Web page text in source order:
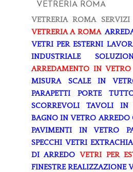
VETRERIA ROMA
VETRERIA ROMA
VETRERIA A ROMA
VETRI PER ESTERNI
INDUSTRIALE
ARREDAMENTO IN VETRO
MISURA
SCALE IN
PARAPETTI
PORTE
SCORREVOLI
TAVOLI IN
BAGNO IN VETRO ARREDO
PAVIMENTI IN VETRO
SPECCHI VETRI
DI ARREDO VETRI PER
FINESTRE REALIZZAZIONE